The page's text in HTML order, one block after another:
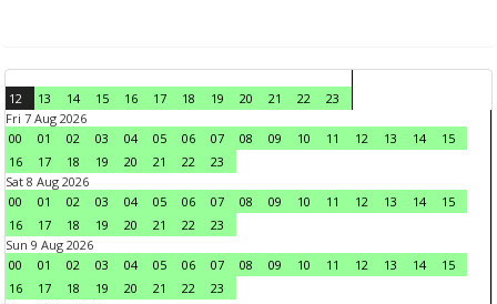
12 13 14 15 16 17 18 19 20 21 22
23
Fri 7 Aug 2026
00
01 02 03 04 05 06 07 08 09 10 11 12 13 14
15
16
17 18 19 20 21 22
23
Sat 8 Aug 2026
00
01 02 03 04 05 06 07 08 09 10 11 12 13 14
15
16
17 18 19 20 21 22
23
Sun 9 Aug 2026
00
01 02 03 04 05 06 07 08 09 10 11 12 13 14
15
16
17 18 19 20 21 22
23